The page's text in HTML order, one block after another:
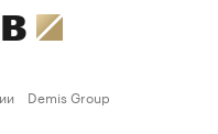
Demis Group